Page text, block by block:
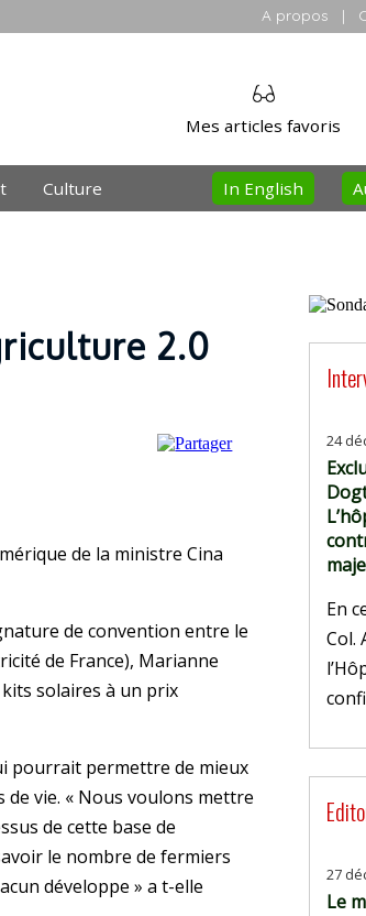
A propos |
Mes articles favoris
Culture In English
2.0
de la ministre Cina
de convention entre le
de France), Marianne
solaires à un prix
pourrait permettre de mieux
de vie. « Nous voulons mettre
de cette base de
le nombre de fermiers
développe » a t-elle
24
En
Col.
27
Le